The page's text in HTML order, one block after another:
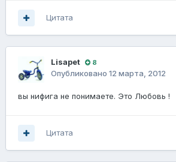
Цитата
Lisapet 8
Опубликовано 12 марта, 2012
вы нифига не понимаете. Это Любовь !
Цитата